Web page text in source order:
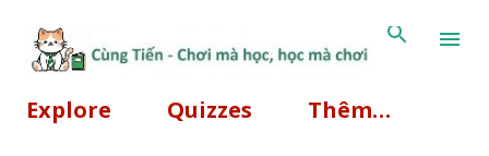
Chuyển đến nội
Explore Quizzes Thêm…